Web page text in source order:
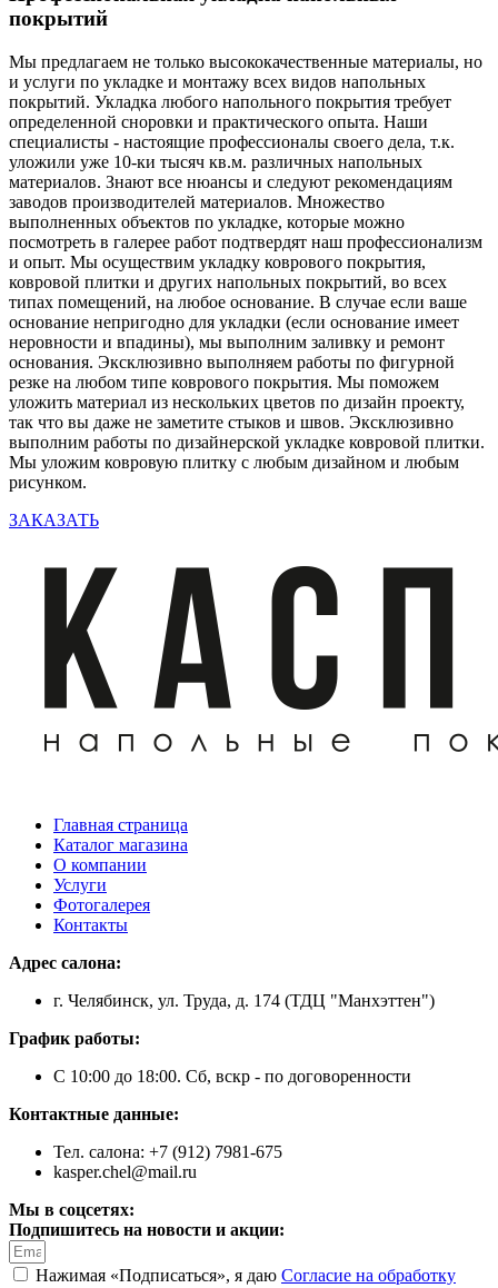
покрытий
Мы предлагаем не только высококачественные материалы, но
и услуги по укладке и монтажу всех видов напольных
покрытий. Укладка любого напольного покрытия требует
определенной сноровки и практического опыта. Наши
специалисты - настоящие профессионалы своего дела, т.к.
уложили уже 10-ки тысяч кв.м. различных напольных
материалов. Знают все нюансы и следуют рекомендациям
заводов производителей материалов. Множество
выполненных объектов по укладке, которые можно
посмотреть в галерее работ подтвердят наш профессионализм
и опыт. Мы осуществим укладку коврового покрытия,
ковровой плитки и других напольных покрытий, во всех
типах помещений, на любое основание. В случае если ваше
основание непригодно для укладки (если основание имеет
неровности и впадины), мы выполним заливку и ремонт
основания. Эксклюзивно выполняем работы по фигурной
резке на любом типе коврового покрытия. Мы поможем
уложить материал из нескольких цветов по дизайн проекту,
так что вы даже не заметите стыков и швов. Эксклюзивно
выполним работы по дизайнерской укладке ковровой плитки.
Мы уложим ковровую плитку с любым дизайном и любым
рисунком.
ЗАКАЗАТЬ
Главная страница
Каталог магазина
О компании
Услуги
Фотогалерея
Контакты
Адрес салона:
г. Челябинск, ул. Труда, д. 174 (ТДЦ "Манхэттен")
График работы:
С 10:00 до 18:00. Сб, вскр - по договоренности
Контактные данные:
Тел. салона: +7 (912) 7981-675
kasper.chel@mail.ru
Мы в соцсетях:
Подпишитесь на новости и акции:
Нажимая «Подписаться», я даю Согласие на обработку